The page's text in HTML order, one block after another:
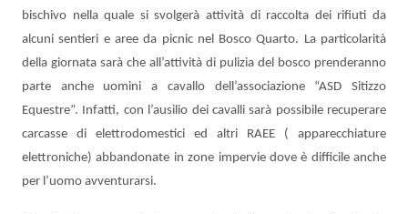
bischivo nella quale si svolgerà attività di raccolta dei rifiuti da
alcuni sentieri e aree da picnic nel Bosco Quarto. La particolarità
della giornata sarà che all’attività di pulizia del bosco prenderanno
parte anche uomini a cavallo dell’associazione “ASD Sitizzo
Equestre”. Infatti, con l’ausilio dei cavalli sarà possibile recuperare
carcasse di elettrodomestici ed altri RAEE ( apparecchiature
elettroniche) abbandonate in zone impervie dove è difficile anche
per l’uomo avventurarsi.